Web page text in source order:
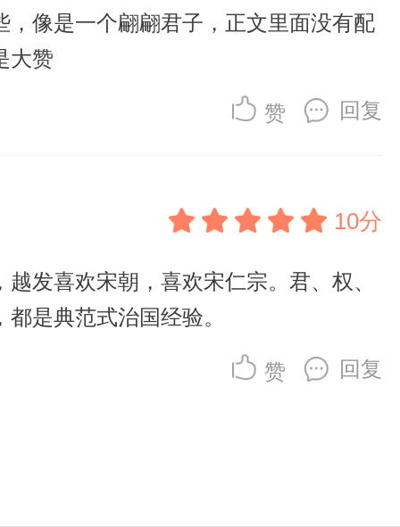
像是一个翩翩君子，正文里面没有配
大赞
回复
赞
10分
发喜欢宋朝，喜欢宋仁宗。君、权、
是典范式治国经验。
回复
赞